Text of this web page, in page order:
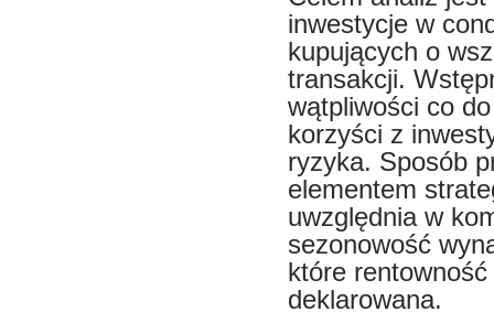
inwestycje w
kupujących o
transakcji.
wątpliwości co
korzyści z
ryzyka. Sposób
elementem
uwzględnia w
sezonowość
które
deklarowana.